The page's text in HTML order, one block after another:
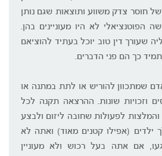
חוסר צדק משווע ותוצאות שגם נותן
הפוטנציאלי לא היו מעוניינים בהן.
שעורך דין טוב יוכל בעתיד להוציאם
כך הם פני הדברים.
שמתכוון להוריש או לתת במתנה או
וזכויות שונות. ההרצאה תקנה לכל
לפעולות שחובה ליזום ולבצע
ילדים (אפילו קטנים מאוד) ואתה לא
אם אתה בעל רכוש ולא מעוניין